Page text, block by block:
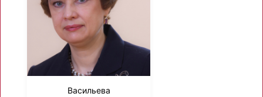
Васильева